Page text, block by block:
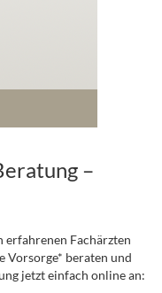
–
erfahrenen Fachärzten
Vorsorge* beraten und
jetzt einfach online an: